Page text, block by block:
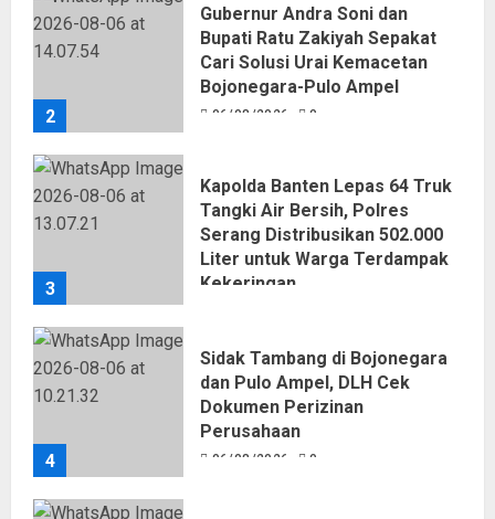
2
Gubernur Andra Soni dan
Bupati Ratu Zakiyah Sepakat
Cari Solusi Urai Kemacetan
Bojonegara-Pulo Ampel
06/08/2026 0
3
Kapolda Banten Lepas 64 Truk
Tangki Air Bersih, Polres
Serang Distribusikan 502.000
Liter untuk Warga Terdampak
Kekeringan
4
Sidak Tambang di Bojonegara
dan Pulo Ampel, DLH Cek
Dokumen Perizinan
Perusahaan
06/08/2026 0